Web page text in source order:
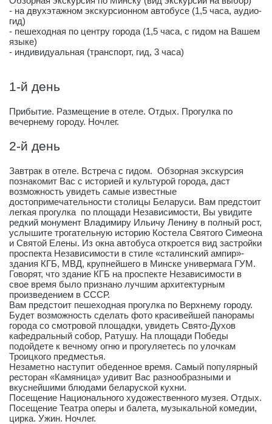
- на двухэтажном экскурсионном автобусе (1,5 часа, аудио-
гид)
- пешеходная по центру города (1,5 часа, с гидом на Вашем
языке)
- индивидуальная (транспорт, гид, 3 часа)
1-й день
Прибытие. Размещение в отеле. Отдых. Прогулка по
вечернему городу. Ночлег.
2-й день
Завтрак в отеле. Встреча с гидом. Обзорная экскурсия
познакомит Вас с историей и культурой города, даст
возможность увидеть самые известные
достопримечательности столицы Беларуси. Вам предстоит
легкая прогулка по площади Независимости, Вы увидите
редкий монумент Владимиру Ильичу Ленину в полный рост,
услышите трогательную историю Костела Святого Симеона
и Святой Елены. Из окна автобуса откроется вид застройки
проспекта Независимости в стиле «сталинский ампир»-
здания КГБ, МВД, крупнейшего в Минске универмага ГУМ.
Говорят, что здание КГБ на проспекте Независимости в
свое время было признано лучшим архитектурным
произведением в СССР.
Вам предстоит пешеходная прогулка по Верхнему городу.
Будет возможность сделать фото красивейшей панорамы
города со смотровой площадки, увидеть Свято-Духов
кафедральный собор, Ратушу. На площади Победы
подойдете к вечному огню и прогуляетесь по улочкам
Троицкого предместья.
Незаметно наступит обеденное время. Самый популярный
ресторан «Камяница» удивит Вас разнообразными и
вкуснейшими блюдами беларуской кухни.
Посещение Национального художественного музея. Отдых.
Посещение Театра оперы и балета, музыкальной комедии,
цирка. Ужин. Ночлег.